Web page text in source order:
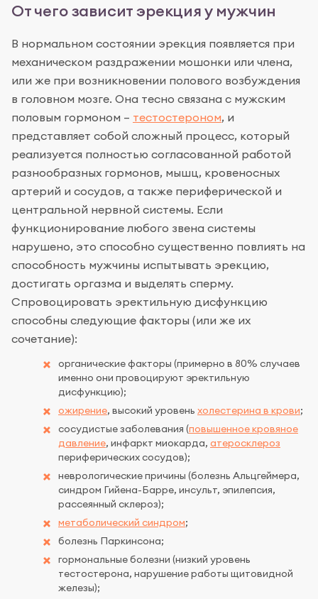
От чего зависит эрекция у мужчин
В нормальном состоянии эрекция появляется при
механическом раздражении мошонки или члена,
или же при возникновении полового возбуждения
в головном мозге. Она тесно связана с мужским
половым гормоном – тестостероном, и
представляет собой сложный процесс, который
реализуется полностью согласованной работой
разнообразных гормонов, мышц, кровеносных
артерий и сосудов, а также периферической и
центральной нервной системы. Если
функционирование любого звена системы
нарушено, это способно существенно повлиять на
способность мужчины испытывать эрекцию,
достигать оргазма и выделять сперму.
Спровоцировать эректильную дисфункцию
способны следующие факторы (или же их
сочетание):
органические факторы (примерно в 80% случаев
именно они провоцируют эректильную
дисфункцию);
ожирение, высокий уровень холестерина в крови;
сосудистые заболевания (повышенное кровяное
давление, инфаркт миокарда, атеросклероз
периферических сосудов);
неврологические причины (болезнь Альцгеймера,
синдром Гийена-Барре, инсульт, эпилепсия,
рассеянный склероз);
метаболический синдром;
болезнь Паркинсона;
гормональные болезни (низкий уровень
тестостерона, нарушение работы щитовидной
железы);